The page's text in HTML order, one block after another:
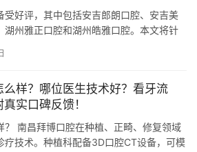
受好评，其中包括安吉郎朗口腔、安吉美
湖州雅正口腔和湖州皓雅口腔。本文将针
样？哪位医生技术好？看牙流
实口碑反馈！
？ 南昌拜博口腔在种植、正畸、修复领域
疗技术。种植科配备3D口腔CT设备，可模